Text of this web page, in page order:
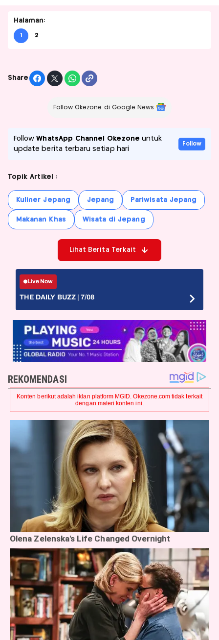
Halaman:
1 2
Share
Follow Okezone di Google News
FollowWhatsApp Channel Okezone untuk
update berita terbaru setiap hari
Follow
Topik Artikel :
Kuliner Jepang Jepang Pariwisata Jepang
Makanan Khas Wisata di Jepang
Lihat Berita Terkait
Live Now
THE DAILY BUZZ | 7/08